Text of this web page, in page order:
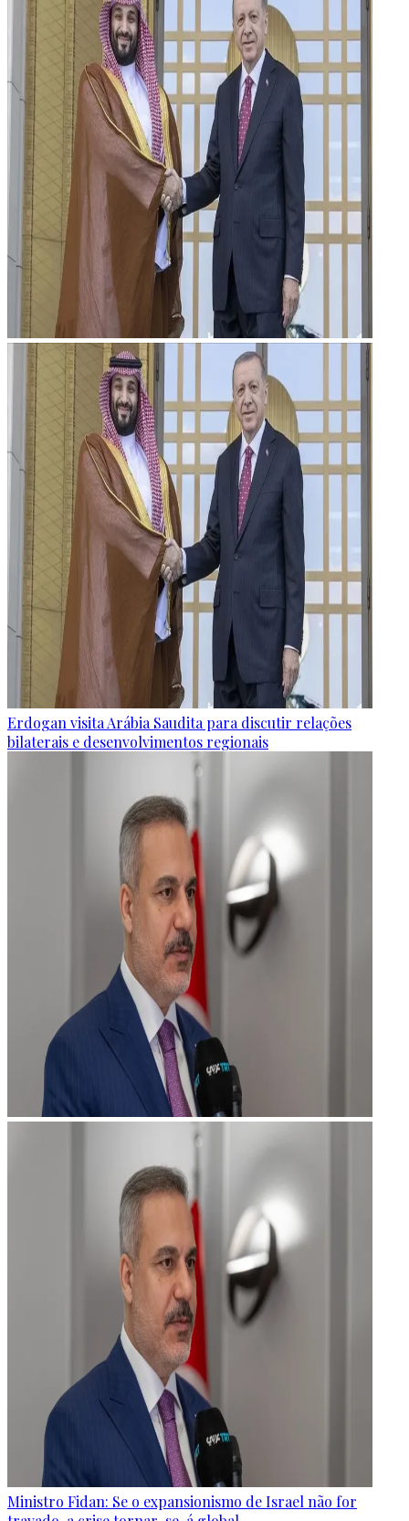
Erdogan visita Arábia Saudita para discutir relações
bilaterais e desenvolvimentos regionais
Ministro Fidan: Se o expansionismo de Israel não for